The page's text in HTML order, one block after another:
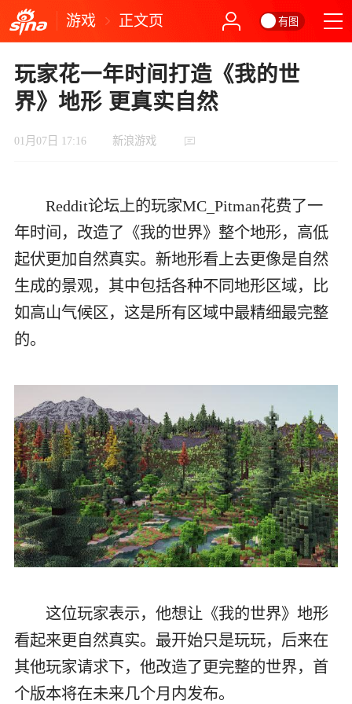
游戏 正文页 有图
玩家花一年时间打造《我的世
界》地形 更真实自然
01月07日 17:16 新浪游戏
Reddit论坛上的玩家MC_Pitman花费了一
年时间，改造了《我的世界》整个地形，高低
起伏更加自然真实。新地形看上去更像是自然
生成的景观，其中包括各种不同地形区域，比
如高山气候区，这是所有区域中最精细最完整
的。
这位玩家表示，他想让《我的世界》地形
看起来更自然真实。最开始只是玩玩，后来在
其他玩家请求下，他改造了更完整的世界，首
个版本将在未来几个月内发布。